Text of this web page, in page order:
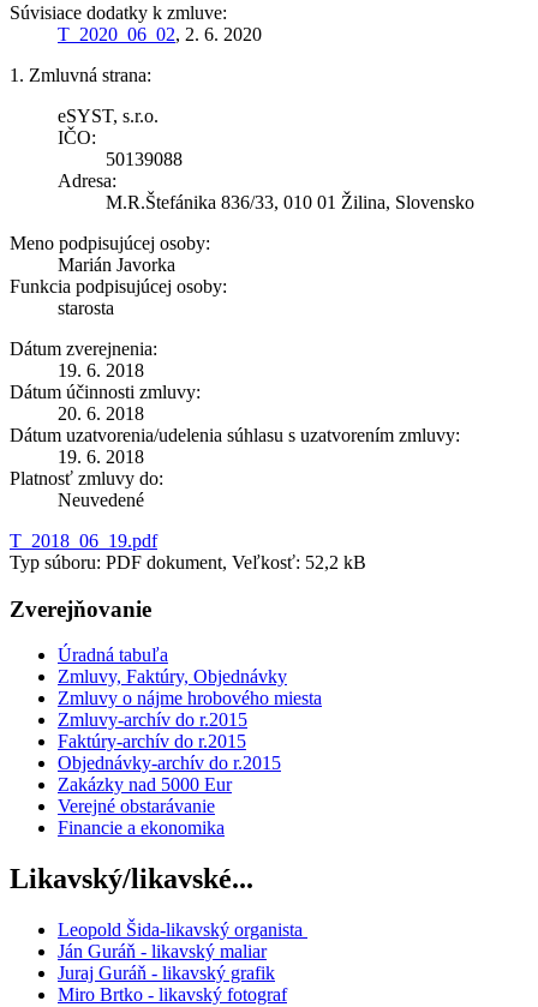
Súvisiace dodatky k zmluve:
T_2020_06_02, 2. 6. 2020
1. Zmluvná strana:
eSYST, s.r.o.
IČO:
50139088
Adresa:
M.R.Štefánika 836/33, 010 01 Žilina, Slovensko
Meno podpisujúcej osoby:
Marián Javorka
Funkcia podpisujúcej osoby:
starosta
Dátum zverejnenia:
19. 6. 2018
Dátum účinnosti zmluvy:
20. 6. 2018
Dátum uzatvorenia/udelenia súhlasu s uzatvorením zmluvy:
19. 6. 2018
Platnosť zmluvy do:
Neuvedené
T_2018_06_19.pdf
Typ súboru: PDF dokument, Veľkosť: 52,2 kB
Zverejňovanie
Úradná tabuľa
Zmluvy, Faktúry, Objednávky
Zmluvy o nájme hrobového miesta
Zmluvy-archív do r.2015
Faktúry-archív do r.2015
Objednávky-archív do r.2015
Zakázky nad 5000 Eur
Verejné obstarávanie
Financie a ekonomika
Likavský/likavské...
Leopold Šida-likavský organista
Ján Guráň - likavský maliar
Juraj Guráň - likavský grafik
Miro Brtko - likavský fotograf